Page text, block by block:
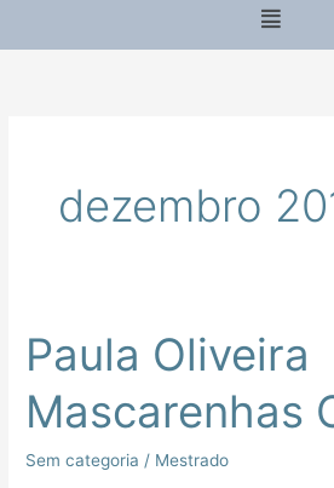
Menu
dezembro
Paula Oliveira
Mascarenhas
Sem categoria / Mestrado
Paula
Oliveira
Mascarenhas
Cançado